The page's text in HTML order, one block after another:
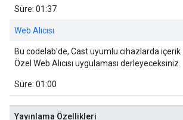
Süre: 01:37
Web Alıcısı
Bu codelab'de, Cast uyumlu cihazlarda
Özel Web Alıcısı uygulaması derleyeceksiniz.
Süre: 01:00
Yayınlama Özellikleri